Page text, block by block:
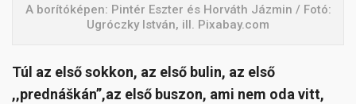
A borítóképen: Pintér Eszter és Horváth Jázmin / Fotó:
Ugróczky István, ill. Pixabay.com
Túl az első sokkon, az első bulin, az első
,,prednáškán”,az első buszon, ami nem oda vitt,